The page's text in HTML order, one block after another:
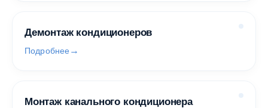
Демонтаж кондиционеров
Подробнее
Монтаж канального кондиционера